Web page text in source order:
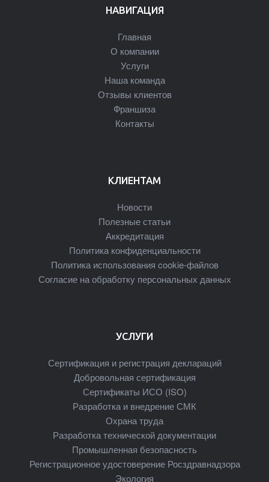
НАВИГАЦИЯ
Главная
О компании
Услуги
Наша команда
Отзывы клиентов
Франшиза
Контакты
КЛИЕНТАМ
Новости
Полезные статьи
Аккредитация
Политика конфиденциальности
Политика использования cookie-файлов
Согласие на обработку персональных данных
УСЛУГИ
Сертификация и регистрация деклараций
Добровольная сертификация
Сертификаты ИСО (ISO)
Разработка и внедрение СМК
Охрана труда
Разработка технической документации
Промышленная безопасность
Регистрационное удостоверение Росздравнадзора
Экология